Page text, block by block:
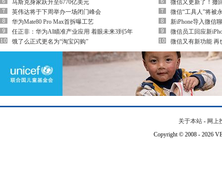
马斯克身家跃升至6770亿美元
英伟达将于下周举办一场闭门峰会
华为Mate80 Pro Max首拆曝工艺
任正非：华为AI瞄准产业应用 着眼未来3到5年
饿了么正式更名为“淘宝闪购”
微信又更新了！撤
微信“工具人”将被
新iPhone导入微信
微信员工回应新
微信又有新功能 再
关于本站 - 网上
Copyright © 2008 - 2026